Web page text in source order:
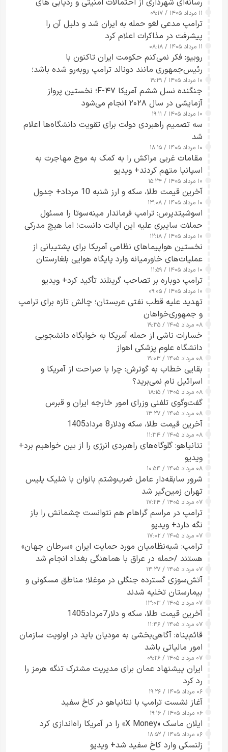
جاسوسی گفت
۱۱ مرداد ۱۴۰۵ / ۰۹:۱۷
ترامپ مدعی لغو حمله به ایران شد و دلیل آن را
پیشرفت در مذاکرات اعلام کرد
۱۱ مرداد ۱۴۰۵ / ۰۸:۱۸
روبیو: فکر نمی‌کنم حکومت ایران تاکنون با
رئیس‌جمهوری مانند دونالد ترامپ روبه‌رو شده باشد؛
کسی که واقعاً دست به اقدام می‌زند
۱۰ مرداد ۱۴۰۵ / ۱۹:۲۹
جنگنده نسل ششم آمریکا F-۴۷؛ نخستین پرواز
آزمایشی در سال ۲۰۲۸ انجام می‌شود
۱۰ مرداد ۱۴۰۵ / ۱۹:۱۱
سه تصمیم راهبردی دولت برای تقویت دانشگاه‌ها اعلام
شد
۱۰ مرداد ۱۴۰۵ / ۱۸:۱۵
مقامات غربی مراکش را به کمک به موج مهاجرت به
اسپانیا متهم کردند+ ویدیو
۱۰ مرداد ۱۴۰۵ / ۱۵:۲۴
آخرین قیمت طلا، سکه و ارز شنبه 10 مرداد+ جدول
۱۰ مرداد ۱۴۰۵ / ۱۳:۰۸
اسوشیتدپرس: ترامپ فرماندار مینه‌سوتا را مسئول
حملات سایبری علیه این ایالت دانست؛ اما هیچ مدرکی
ارائه نکرد
۱۰ مرداد ۱۴۰۵ / ۱۲:۱۸
نخستین هواپیماهای نظامی آمریکا برای پشتیبانی از
عملیات‌های خاورمیانه وارد پایگاه هوایی بلغارستان
شدند
۱۰ مرداد ۱۴۰۵ / ۱۱:۵۹
ترامپ دوباره بر تصاحب گرینلند تأکید کرد+ ویدیو
۱۰ مرداد ۱۴۰۵ / ۰۹:۰۵
تهدید علیه قطب نفتی عربستان؛ چالش تازه برای ترامپ
و جمهوری‌خواهان
۰۸ مرداد ۱۴۰۵ / ۱۹:۳۵
خسارات ناشی از حمله آمریکا به خوابگاه دانشجویی
دانشگاه علوم پزشکی اهواز
۰۸ مرداد ۱۴۰۵ / ۱۹:۰۳
بقایی خطاب به گوترش: چرا با صراحت از آمریکا و
اسرائیل نام نمی‌برید؟
۰۸ مرداد ۱۴۰۵ / ۱۸:۱۵
گفت‌وگوی تلفنی وزرای امور خارجه ایران و قبرس
۰۸ مرداد ۱۴۰۵ / ۱۳:۲۷
آخرین قیمت طلا، سکه ودلار8 مرداد1405
۰۸ مرداد ۱۴۰۵ / ۱۱:۳۴
نتانیاهو: گلوگاه‌های راهبردی انرژی را از بین خواهیم برد+
ویدیو
۰۸ مرداد ۱۴۰۵ / ۱۰:۵۴
شرور سابقه‌دار عامل ضرب‌وشتم بانوان با شلیک پلیس
تهران زمین‌گیر شد
۰۷ مرداد ۱۴۰۵ / ۱۷:۲۴
ترامپ در مراسم گراهام هم نتوانست چشمانش را باز
نگه دارد+ ویدیو
۰۷ مرداد ۱۴۰۵ / ۱۷:۰۲
ترامپ: شبه‌نظامیان مورد حمایت ایران «سرطان جهان»
هستند /حمله در عراق با هماهنگی بغداد انجام شد
۰۷ مرداد ۱۴۰۵ / ۱۴:۲۷
آتش‌سوزی گسترده جنگلی در موغلا؛ مناطق مسکونی و
بیمارستان تخلیه شدند
۰۷ مرداد ۱۴۰۵ / ۱۳:۰۳
آخرین قیمت طلا، سکه و دلار7مرداد1405
۰۷ مرداد ۱۴۰۵ / ۱۱:۴۶
قائم‌پناه: آگاهی‌بخشی به مودیان باید در اولویت سازمان
امور مالیاتی باشد
۰۷ مرداد ۱۴۰۵ / ۰۹:۲۶
ایران پیشنهاد عمان برای مدیریت مشترک تنگه هرمز را
رد کرد
۰۶ مرداد ۱۴۰۵ / ۱۹:۲۶
آغاز نشست ترامپ با نتانیاهو در کاخ سفید
۰۶ مرداد ۱۴۰۵ / ۱۹:۱۶
ایلان ماسک «X Money» را در آمریکا راه‌اندازی کرد
۰۶ مرداد ۱۴۰۵ / ۱۸:۵۲
زلنسکی وارد کاخ سفید شد+ ویدیو